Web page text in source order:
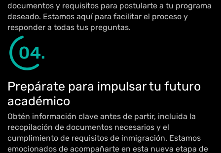
documentos y requisitos para postularte a tu programa
deseado. Estamos aquí para facilitar el proceso y
responder a todas tus preguntas.
Prepárate para impulsar tu futuro
académico
Obtén información clave antes de partir, incluida la
recopilación de documentos necesarios y el
cumplimiento de requisitos de inmigración. Estamos
emocionados de acompañarte en esta nueva etapa de